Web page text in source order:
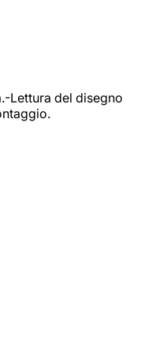
Lettura del disegno